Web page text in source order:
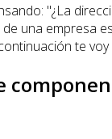
"¿La
una empresa
te